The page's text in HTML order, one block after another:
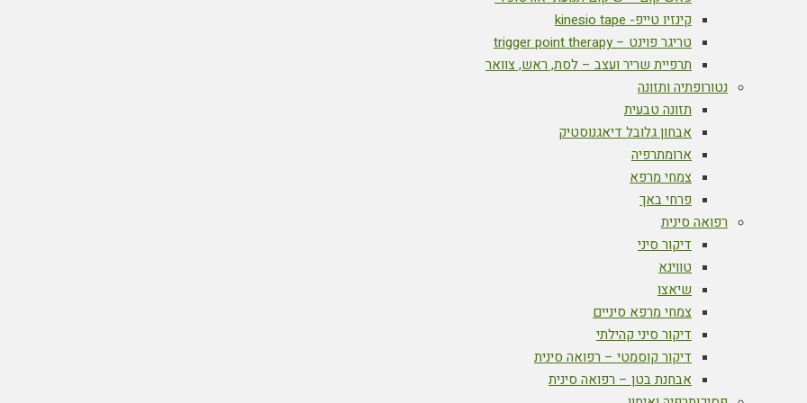
קינזיו טייפ- kinesio tape
טריגר פוינט – trigger point therapy
תרפיית שריר ועצב – לסת, ראש, צוואר
נטורופתיה ותזונה
תזונה טבעית
אבחון גלובל דיאגנוסטיק
ארומתרפיה
צמחי מרפא
פרחי באך
רפואה סינית
דיקור סיני
טווינא
שיאצו
צמחי מרפא סיניים
דיקור סיני קהילתי
דיקור קוסמטי – רפואה סינית
אבחנת בטן – רפואה סינית